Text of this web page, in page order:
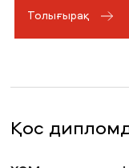
Толығырақ
Қос